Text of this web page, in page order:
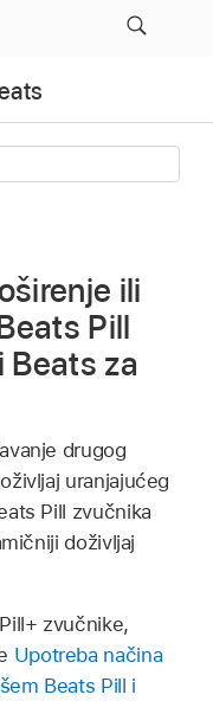
ili
Pill
Beats za
drugog
uranjajućeg
Pill zvučnika
doživljaj
zvučnike,
Upotreba načina
Beats Pill i